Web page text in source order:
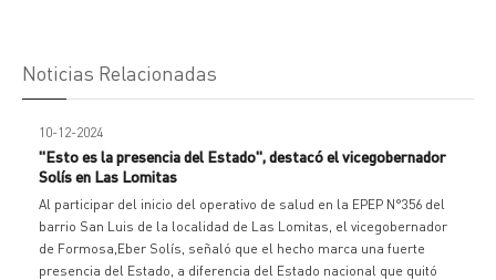
Noticias Relacionadas
10-12-2024
"Esto es la presencia del Estado", destacó el vicegobernador
Solís en Las Lomitas
Al participar del inicio del operativo de salud en la EPEP N°356 del
barrio San Luis de la localidad de Las Lomitas, el vicegobernador
de Formosa,Eber Solís, señaló que el hecho marca una fuerte
presencia del Estado, a diferencia del Estado nacional que quitó